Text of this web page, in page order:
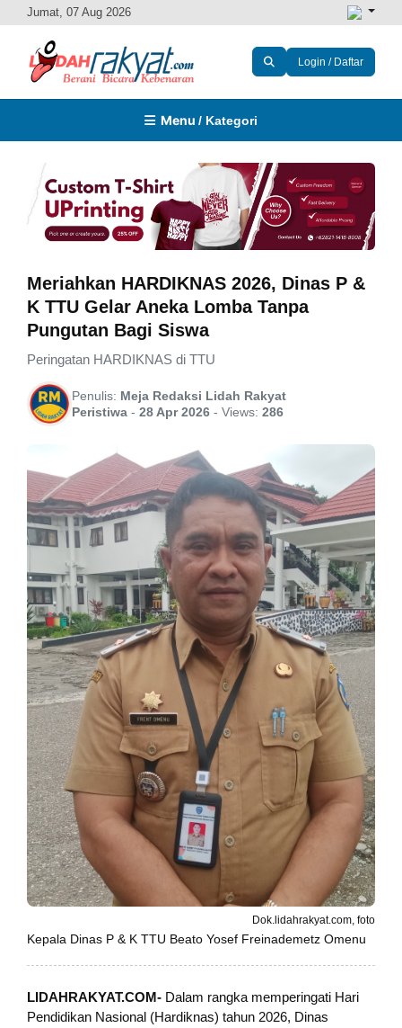
Jumat, 07 Aug 2026
Login / Daftar
Menu / Kategori
Meriahkan HARDIKNAS 2026, Dinas P &
K TTU Gelar Aneka Lomba Tanpa
Pungutan Bagi Siswa
Peringatan HARDIKNAS di TTU
Penulis: Meja Redaksi Lidah Rakyat
Peristiwa - 28 Apr 2026 - Views: 286
Dok.lidahrakyat.com, foto
Kepala Dinas P & K TTU Beato Yosef Freinademetz Omenu
LIDAHRAKYAT.COM- Dalam rangka memperingati Hari
Pendidikan Nasional (Hardiknas) tahun 2026, Dinas